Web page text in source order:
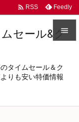



 RSS Feedly
セール&ク
タイムセール＆ク
りも安い特価情報